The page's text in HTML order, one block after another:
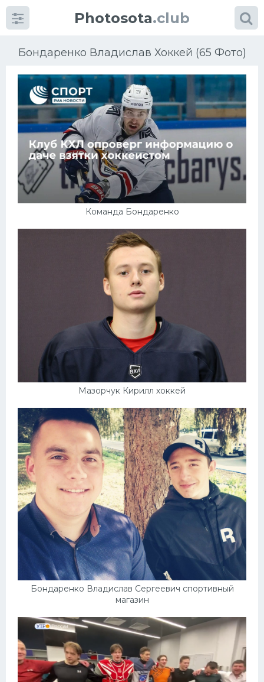
Photosota.club
Бондаренко Владислав Хоккей (65 Фото)
Команда Бондаренко
Мазорчук Кирилл хоккей
Бондаренко Владислав Сергеевич спортивный
магазин
КатегорииФото
Еще картинки...
Конькобежный спорт
Интерьер квартиры